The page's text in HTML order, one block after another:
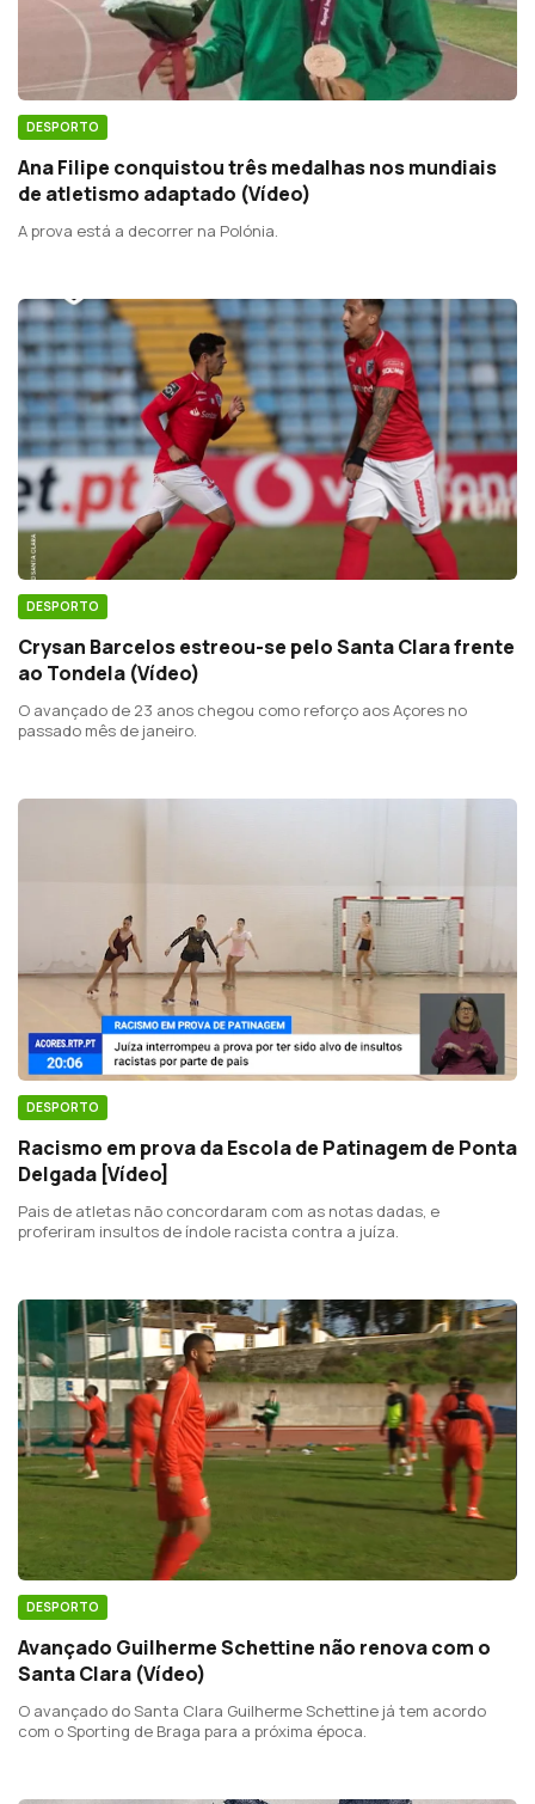
DESPORTO
Ana Filipe conquistou três medalhas nos mundiais
de atletismo adaptado (Vídeo)
A prova está a decorrer na Polónia.
DESPORTO
Crysan Barcelos estreou-se pelo Santa Clara frente
ao Tondela (Vídeo)
O avançado de 23 anos chegou como reforço aos Açores no
passado mês de janeiro.
DESPORTO
Racismo em prova da Escola de Patinagem de Ponta
Delgada [Vídeo]
Pais de atletas não concordaram com as notas dadas, e
proferiram insultos de índole racista contra a juíza.
DESPORTO
Avançado Guilherme Schettine não renova com o
Santa Clara (Vídeo)
O avançado do Santa Clara Guilherme Schettine já tem acordo
com o Sporting de Braga para a próxima época.